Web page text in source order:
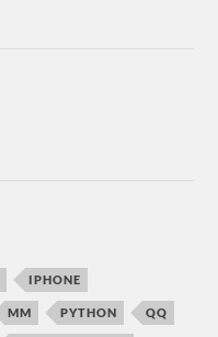
IPHONE
MM PYTHON QQ